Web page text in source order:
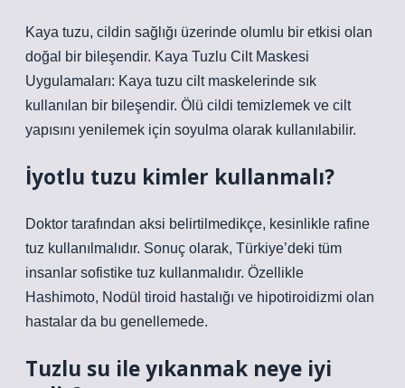
Kaya tuzu, cildin sağlığı üzerinde olumlu bir etkisi olan
doğal bir bileşendir. Kaya Tuzlu Cilt Maskesi
Uygulamaları: Kaya tuzu cilt maskelerinde sık
kullanılan bir bileşendir. Ölü cildi temizlemek ve cilt
yapısını yenilemek için soyulma olarak kullanılabilir.
İyotlu tuzu kimler kullanmalı?
Doktor tarafından aksi belirtilmedikçe, kesinlikle rafine
tuz kullanılmalıdır. Sonuç olarak, Türkiye’deki tüm
insanlar sofistike tuz kullanmalıdır. Özellikle
Hashimoto, Nodül tiroid hastalığı ve hipotiroidizmi olan
hastalar da bu genellemede.
Tuzlu su ile yıkanmak neye iyi